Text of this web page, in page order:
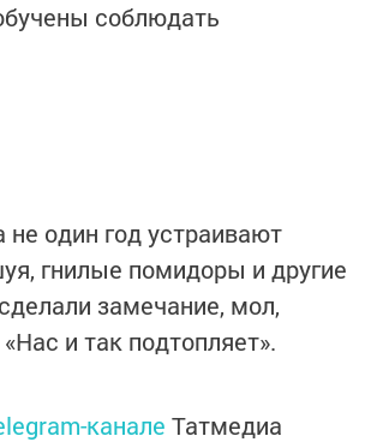
соблюдать
один год устраивают
гнилые помидоры и другие
замечание, мол,
и так подтопляет».
канале Татмедиа